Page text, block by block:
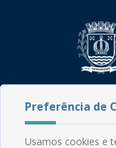
CEP: 58.280-
Fone:
Email:
Preferência de
Usamos cookies e